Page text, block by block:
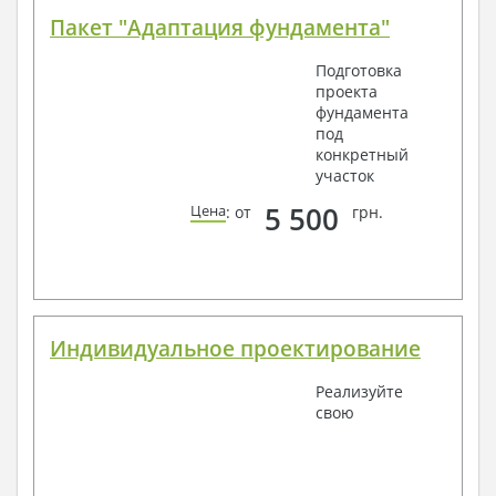
Пакет "Адаптация фундамента"
Подготовка
проекта
фундамента
под
конкретный
участок
Цена: от 5 500 грн.
Индивидуальное проектирование
Реализуйте
свою